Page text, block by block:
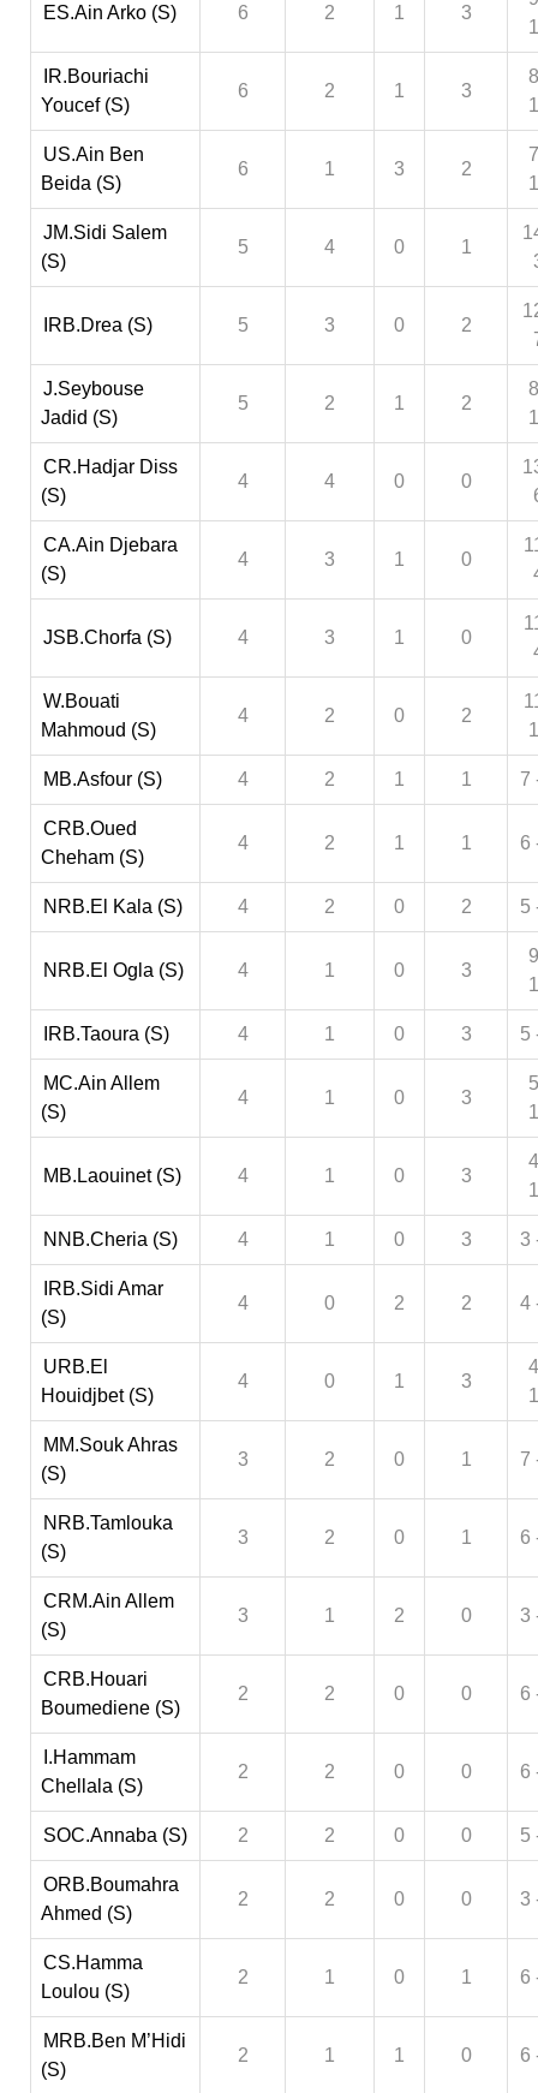
ES.Ain Arko (S) 6 2 1 3
IR.Bouriachi
Youcef (S)
6 2 1 3
US.Ain Ben
Beida (S)
6 1 3 2
JM.Sidi Salem
(S)
5 4 0 1
IRB.Drea (S) 5 3 0 2
J.Seybouse
Jadid (S)
5 2 1 2
CR.Hadjar Diss
(S)
4 4 0 0
CA.Ain Djebara
(S)
4 3 1 0
JSB.Chorfa (S) 4 3 1 0
W.Bouati
Mahmoud (S)
4 2 0 2
MB.Asfour (S) 4 2 1 1 7
CRB.Oued
Cheham (S)
4 2 1 1 6
NRB.El Kala (S) 4 2 0 2 5
NRB.El Ogla (S) 4 1 0 3
IRB.Taoura (S) 4 1 0 3 5
MC.Ain Allem
(S)
4 1 0 3
MB.Laouinet (S) 4 1 0 3
NNB.Cheria (S) 4 1 0 3 3
IRB.Sidi Amar
(S)
4 0 2 2 4
URB.El
Houidjbet (S)
4 0 1 3
MM.Souk Ahras
(S)
3 2 0 1 7
NRB.Tamlouka
(S)
3 2 0 1 6
CRM.Ain Allem
(S)
3 1 2 0 3
CRB.Houari
Boumediene (S)
2 2 0 0 6
I.Hammam
Chellala (S)
2 2 0 0 6
SOC.Annaba (S) 2 2 0 0 5
ORB.Boumahra
Ahmed (S)
2 2 0 0 3
CS.Hamma
Loulou (S)
2 1 0 1 6
MRB.Ben M’Hidi
(S)
2 1 1 0 6